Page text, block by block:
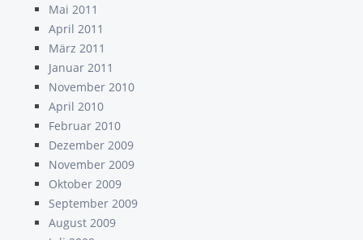
Mai 2011
April 2011
März 2011
Januar 2011
November 2010
April 2010
Februar 2010
Dezember 2009
November 2009
Oktober 2009
September 2009
August 2009